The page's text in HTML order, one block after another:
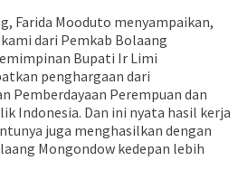
Farida Mooduto menyampaikan,
dari Pemkab Bolaang
Bupati Ir Limi
penghargaan dari
Pemberdayaan Perempuan dan
Indonesia. Dan ini nyata hasil kerja
juga menghasilkan dengan
Mongondow kedepan lebih